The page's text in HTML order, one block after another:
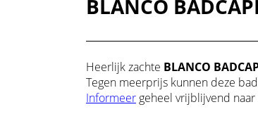
BLANCO
Heerlijk zachte BLANCO
Tegen meerprijs kunnen deze
Informeer geheel vrijblijvend